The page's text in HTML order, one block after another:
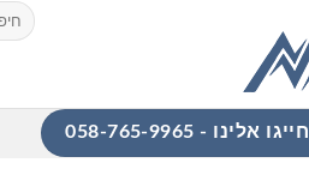
חיפוש
עבור:
חייגו אלינו - 058-765-9965